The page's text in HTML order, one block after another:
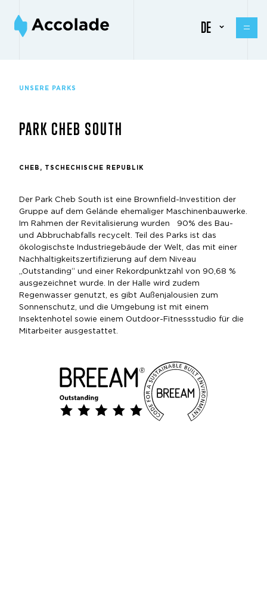
DE
UNSERE PARKS
PARK CHEB SOUTH
CHEB, TSCHECHISCHE REPUBLIK
Der Park Cheb South ist eine Brownfield-Investition der
Gruppe auf dem Gelände ehemaliger Maschinenbauwerke.
Im Rahmen der Revitalisierung wurden 90% des Bau-
und Abbruchabfalls recycelt. Teil des Parks ist das
ökologischste Industriegebäude der Welt, das mit einer
Nachhaltigkeitszertifizierung auf dem Niveau
„Outstanding“ und einer Rekordpunktzahl von 90,68 %
ausgezeichnet wurde. In der Halle wird zudem
Regenwasser genutzt, es gibt Außenjalousien zum
Sonnenschutz, und die Umgebung ist mit einem
Insektenhotel sowie einem Outdoor-Fitnessstudio für die
Mitarbeiter ausgestattet.